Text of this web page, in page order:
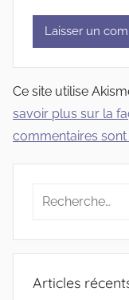
Ce site utilise
savoir plus sur la
commentaires sont
Recherche
:
Articles